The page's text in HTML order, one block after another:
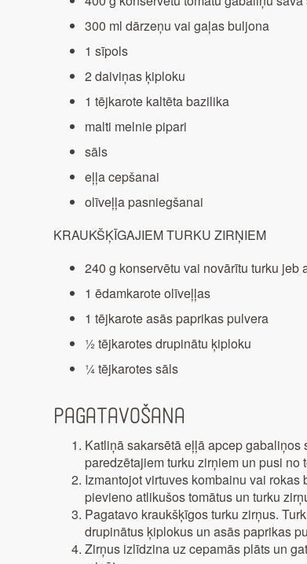
300 ml dārzeņu vai gaļas buljona
1 sīpols
2 daiviņas ķiploku
1 tējkarote kaltēta bazilika
malti melnie pipari
sāls
eļļa cepšanai
olīveļļa pasniegšanai
KRAUKŠĶĪGAJIEM TURKU ZIRŅIEM
240 g konservētu vai novārītu turku jeb
1 ēdamkarote olīveļļas
1 tējkarote asās paprikas pulvera
½ tējkarotes drupinātu ķiploku
¼ tējkarotes sāls
Pagatavošana
Katliņā sakarsētā eļļā apcep
paredzētajiem turku zirņiem un pusi
Izmantojot virtuves kombainu vai
pievieno atlikušos tomātus un turku
Pagatavo kraukšķīgos turku zirņus.
drupinātus ķiplokus un asās paprikas
Zirņus izlīdzina uz cepamās plāts un